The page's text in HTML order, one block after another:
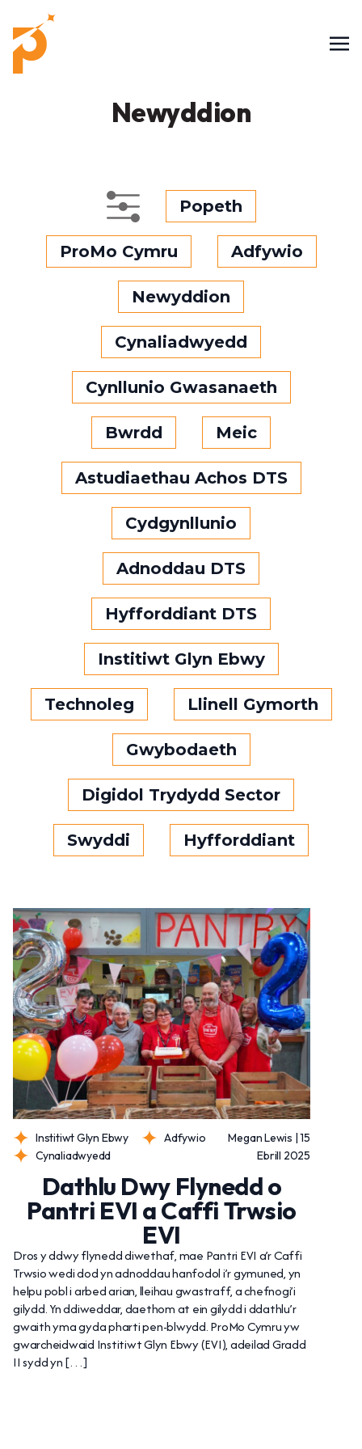
Newyddion
Popeth
ProMo Cymru Adfywio
Newyddion
Cynaliadwyedd
Cynllunio Gwasanaeth
Bwrdd Meic
Astudiaethau Achos DTS
Cydgynllunio
Adnoddau DTS
Hyfforddiant DTS
Institiwt Glyn Ebwy
Technoleg Llinell Gymorth
Gwybodaeth
Digidol Trydydd Sector
Swyddi Hyfforddiant
Institiwt Glyn Ebwy
Adfywio
Cynaliadwyedd
Megan Lewis | 15
Ebrill 2025
Dathlu Dwy Flynedd o
Pantri EVI a Caffi Trwsio
EVI
Dros y ddwy flynedd diwethaf, mae Pantri EVI a’r Caffi
Trwsio wedi dod yn adnoddau hanfodol i’r gymuned, yn
helpu pobl i arbed arian, lleihau gwastraff, a chefnogi’i
gilydd. Yn ddiweddar, daethom at ein gilydd i ddathlu’r
gwaith yma gyda pharti pen-blwydd. ProMo Cymru yw
gwarcheidwaid Institiwt Glyn Ebwy (EVI), adeilad Gradd
II sydd yn […]